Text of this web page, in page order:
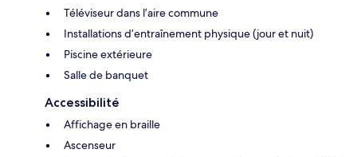
Téléviseur dans l’aire commune
Installations d’entraînement physique (jour et nuit)
Piscine extérieure
Salle de banquet
Accessibilité
Affichage en braille
Ascenseur